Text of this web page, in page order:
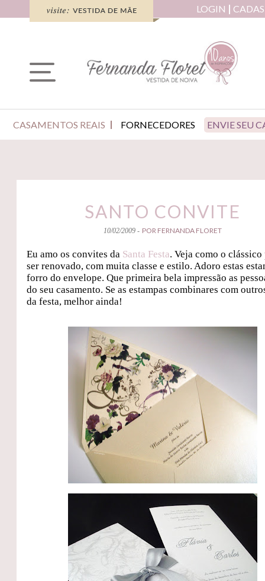
LOGIN
CASAMENTOS REAIS FORNECEDORES ENVIE SEU
SANTO CONVITE
10/02/2009 - POR FERNANDA FLORET
Eu amo os convites da Santa Festa. Veja como o clássico
ser renovado, com muita classe e estilo. Adoro estas
forro do envelope. Que primeira bela impressão as
do seu casamento. Se as estampas combinares com
da festa, melhor ainda!